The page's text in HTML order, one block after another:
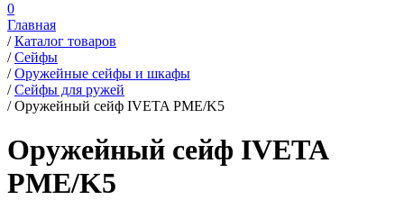
0
Главная
/ Каталог товаров
/ Сейфы
/ Оружейные сейфы и шкафы
/ Сейфы для ружей
/ Оружейный сейф IVETA PME/K5
Оружейный сейф IVETA
PME/K5